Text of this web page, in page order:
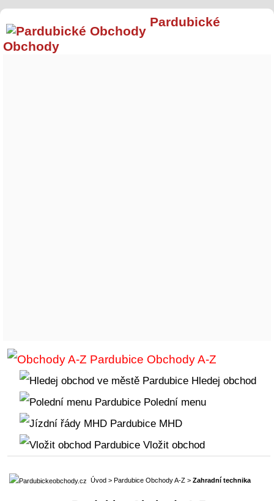
Pardubické
Obchody
Obchody A-Z
Hledej obchod
Polední menu
MHD
Vložit obchod
Úvod >Pardubice Obchody A-Z >Zahradní technika